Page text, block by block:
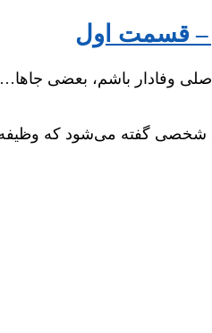
– قسمت اول
وفادار باشم، بعضی جاها…